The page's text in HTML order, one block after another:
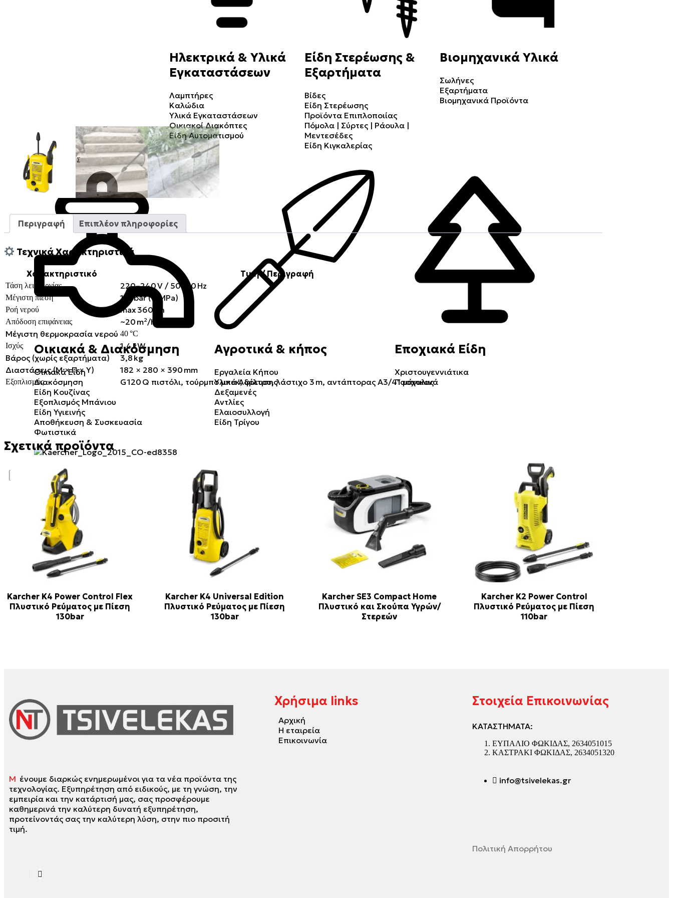
Ηλεκτρικά & Υλικά
Εγκαταστάσεων
Λαμπτήρες
Καλώδια
Υλικά Εγκαταστάσεων
Οικιακοί Διακόπτες
Είδη Αυτοματισμού
Είδη Στερέωσης &
Εξαρτήματα
Βίδες
Είδη Στερέωσης
Προϊόντα Επιπλοποιίας
Πόμολα | Σύρτες | Ράουλα |
Μεντεσέδες
Είδη Κιγκαλερίας
Βιομηχανικά Υλικά
Σωλήνες
Εξαρτήματα
Βιομηχανικά Προϊόντα
ΣΠΊΤΙ & ΚΉΠΟΣ
Οικιακά & Διακόσμηση
Οικιακά Είδη
Διακόσμηση
Είδη Κουζίνας
Εξοπλισμός Μπάνιου
Είδη Υγιεινής
Αποθήκευση & Συσκευασία
Φωτιστικά
Αγροτικά & κήπος
Εργαλεία Κήπου
Υλικά Άδρευσης
Δεξαμενές
Αντλίες
Ελαιοσυλλογή
Είδη Τρίγου
Εποχιακά Είδη
Χριστουγεννιάτικα
Πασχαλινά
Περιγραφή Επιπλέον πληροφορίες
Τεχνικά Χαρακτηριστικά
Χαρακτηριστικό Τιμή / Περιγραφή
Τάση λειτουργίας 220–240 V / 50–60 Hz
Μέγιστη πίεση 110 bar (11 MPa)
Ροή νερού max 360 l/h
Απόδοση επιφάνειας
~20 m²/h
Μέγιστη θερμοκρασία νερού 40 °C
Ισχύς
1,4 kW
Βάρος (χωρίς εξαρτήματα)
3,8 kg
Διαστάσεις (Μ × Π × Υ)
182 × 280 × 390 mm
Εξοπλισμός G 120 Q πιστόλι, τούρμπο μπεκ, φίλτρο, λάστιχο 3 m, αντάπτορας A3/4″ μάνικας
Σχετικά προϊόντα
Karcher K4 Power Control Flex
Πλυστικό Ρεύματος με Πίεση
130bar
Karcher K4 Universal Edition
Πλυστικό Ρεύματος με Πίεση
130bar
Karcher SE3 Compact Home
Πλυστικό και Σκούπα Υγρών/
Στερεών
Karcher K2 Power Control
Πλυστικό Ρεύματος με Πίεση
110bar
Μ ένουμε διαρκώς ενημερωμένοι για τα νέα προϊόντα της
τεχνολογίας. Εξυπηρέτηση από ειδικούς, με τη γνώση, την
εμπειρία και την κατάρτισή μας, σας προσφέρουμε
καθημερινά την καλύτερη δυνατή εξυπηρέτηση,
προτείνοντάς σας την καλύτερη λύση, στην πιο προσιτή
τιμή.
Χρήσιμα links
Αρχική
Η εταιρεία
Επικοινωνία
Στοιχεία Επικοινωνίας
ΚΑΤΑΣΤΗΜΑΤΑ:
ΕΥΠΑΛΙΟ ΦΩΚΙΔΑΣ, 2634051015
ΚΑΣΤΡΑΚΙ ΦΩΚΙΔΑΣ, 2634051320
info@tsivelekas.gr
Πολιτική Απορρήτου